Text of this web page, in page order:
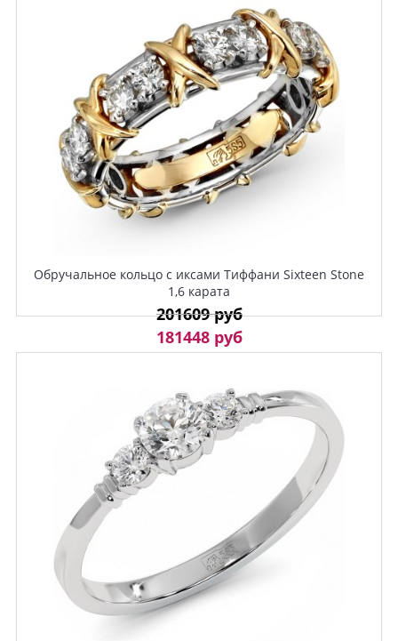
Обручальное кольцо с иксами Тиффани Sixteen Stone
1,6 карата
201609 руб
181448 руб